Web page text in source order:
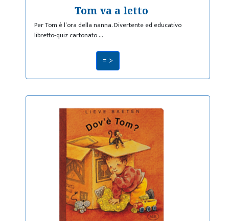
Tom va a letto
Per Tom è l’ora della nanna. Divertente ed educativo
libretto-quiz cartonato …
= >